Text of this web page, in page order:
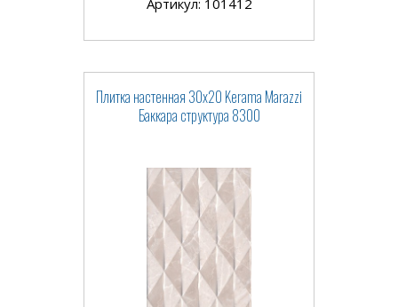
Артикул: 101412
Плитка настенная 30x20 Kerama Marazzi
Баккара структура 8300